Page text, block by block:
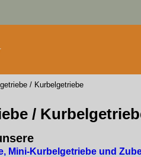
/ Kurbelgetriebe
/
Mini-Kurbelgetriebe und